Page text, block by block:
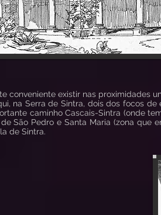
conveniente existir nas proximidades
na Serra de Sintra, dois dos focos
caminho Cascais-Sintra (onde
São Pedro e Santa Maria (zona que
de Sintra.